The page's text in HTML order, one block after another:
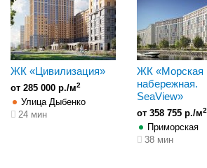
ЖК «Цивилизация»
от 285 000 р./м2
Улица Дыбенко
24 мин
ЖК «Морская
набережная.
SeaView»
от 358 755 р./м2
Приморская
38 мин